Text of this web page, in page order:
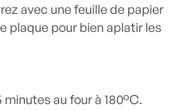
avec une feuille de papier
plaque pour bien aplatir les
minutes au four à 180°C.